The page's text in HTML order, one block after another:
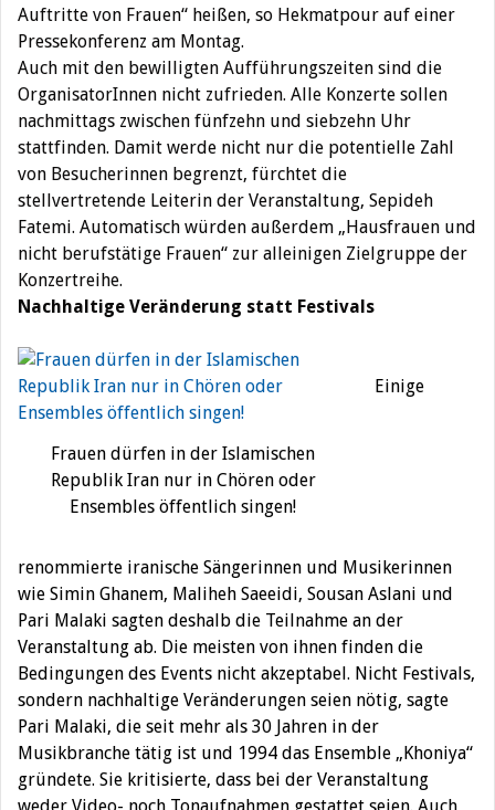
Auftritte von Frauen“ heißen, so Hekmatpour auf einer
Pressekonferenz am Montag.
Auch mit den bewilligten Aufführungszeiten sind die
OrganisatorInnen nicht zufrieden. Alle Konzerte sollen
nachmittags zwischen fünfzehn und siebzehn Uhr
stattfinden. Damit werde nicht nur die potentielle Zahl
von Besucherinnen begrenzt, fürchtet die
stellvertretende Leiterin der Veranstaltung, Sepideh
Fatemi. Automatisch würden außerdem „Hausfrauen und
nicht berufstätige Frauen“ zur alleinigen Zielgruppe der
Konzertreihe.
Nachhaltige Veränderung statt Festivals
Frauen dürfen in der Islamischen
Republik Iran nur in Chören oder
Ensembles öffentlich singen!
Einige
renommierte iranische Sängerinnen und Musikerinnen
wie Simin Ghanem, Maliheh Saeeidi, Sousan Aslani und
Pari Malaki sagten deshalb die Teilnahme an der
Veranstaltung ab. Die meisten von ihnen finden die
Bedingungen des Events nicht akzeptabel. Nicht Festivals,
sondern nachhaltige Veränderungen seien nötig, sagte
Pari Malaki, die seit mehr als 30 Jahren in der
Musikbranche tätig ist und 1994 das Ensemble „Khoniya“
gründete. Sie kritisierte, dass bei der Veranstaltung